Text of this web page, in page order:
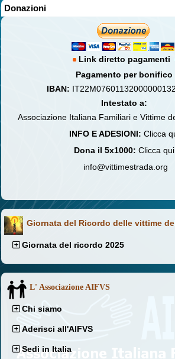
Donazioni
Link diretto pagamenti
Pagamento per bonifico
IBAN:
Intestato a:
Associazione Italiana Familiari e Vittime
INFO E ADESIONI: Clicca
Dona il 5x1000: Clicca qui
info@vittimestrada.org
Giornata del Ricordo delle vittime
Giornata del ricordo 2025
L' Associazione AIFVS
Chi siamo
Aderisci all'AIFVS
Sedi in Italia